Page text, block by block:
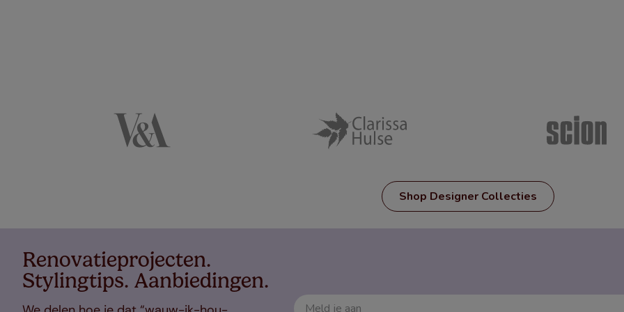
Shop Designer Collecties
Renovatieprojecten.
Stylingtips. Aanbiedingen.